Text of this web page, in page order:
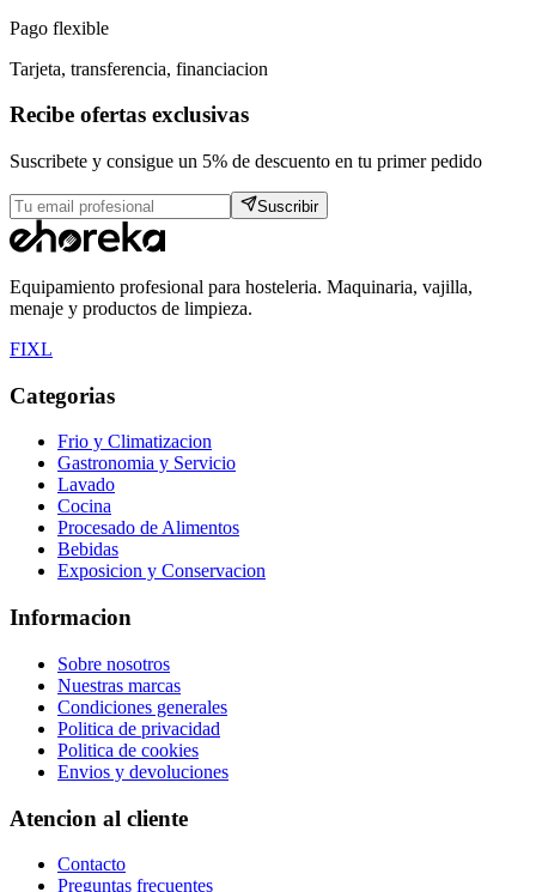
Pago flexible
Tarjeta, transferencia, financiacion
Recibe ofertas exclusivas
Suscribete y consigue un 5% de descuento en tu primer pedido
Suscribir
Equipamiento profesional para hosteleria. Maquinaria, vajilla,
menaje y productos de limpieza.
FIXL
Categorias
Frio y Climatizacion
Gastronomia y Servicio
Lavado
Cocina
Procesado de Alimentos
Bebidas
Exposicion y Conservacion
Informacion
Sobre nosotros
Nuestras marcas
Condiciones generales
Politica de privacidad
Politica de cookies
Envios y devoluciones
Atencion al cliente
Contacto
Preguntas frecuentes